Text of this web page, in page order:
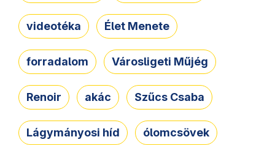
videotéka Élet Menete
forradalom Városligeti Műjég
Renoir akác Szűcs Csaba
Lágymányosi híd ólomcsövek